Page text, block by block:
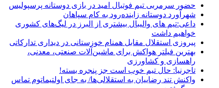
حضور سرمربی تیم فوتبال امید در بازی دوستانه پرسپولیس
شهرآورد دوستانه زاینده‌رود به کام سپاهان
داعی:تیم های والیبال بیشتری از البرز در لیگ‌های کشوری
خواهیم داشت
پیروزی استقلال مقابل همنام خوزستانی در دیداری تدارکاتی
بهترین فیلتر هواکش برای ماشین‌آلات صنعتی، معدنی،
راهسازی و کشاورزی
تاجرنیا: حال تیم خوب است جز پنجره بسته!
واکنش تند رضاییان به استقلالی‌ها/ به جای اولتیماتوم تماس